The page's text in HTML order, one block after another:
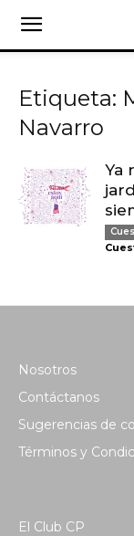
Etiqueta:
Navarro
Ya
Nosotros
Contáctanos
Sugerencias de
Términos y
El Club CP